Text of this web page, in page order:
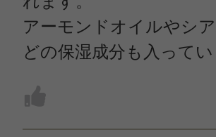
アーモンドオイルやシ
どの保湿成分も入ってい